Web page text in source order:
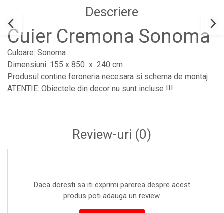
Descriere
Cuier Cremona Sonoma
Culoare: Sonoma
Dimensiuni: 155 x 850 x 240 cm
Produsul contine feroneria necesara si schema de montaj
ATENTIE: Obiectele din decor nu sunt incluse !!!
Review-uri (0)
Daca doresti sa iti exprimi parerea despre acest
produs poti adauga un review.